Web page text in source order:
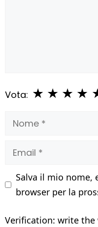
Vota: ★
★
★
★
Nome
Email
Salva il mio nome,
browser per la
Verification: write the